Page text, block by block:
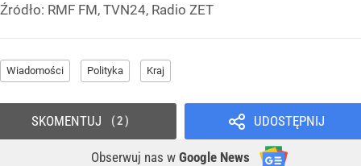
Źródło: RMF FM, TVN24, Radio ZET
Wiadomości Polityka Kraj
UDOSTĘPNIJ
Obserwuj nas w Google News
SKOMENTUJ 2